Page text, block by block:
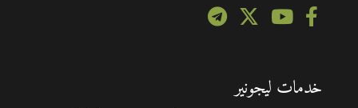
خدمات ليجونير